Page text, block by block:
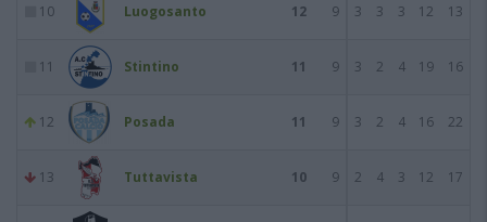
10 Luogosanto 12 9 3 3 3 12 13
11 Stintino 11 9 3 2 4 19 16
12 Posada 11 9 3 2 4 16 22
13 Tuttavista 10 9 2 4 3 12 17